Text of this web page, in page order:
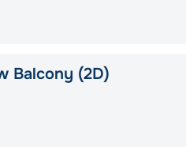
Balcony (2D)